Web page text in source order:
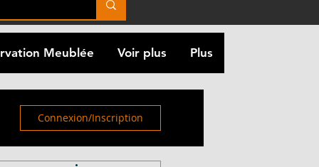
Meublée Voir plus Plus
Connexion/Inscription